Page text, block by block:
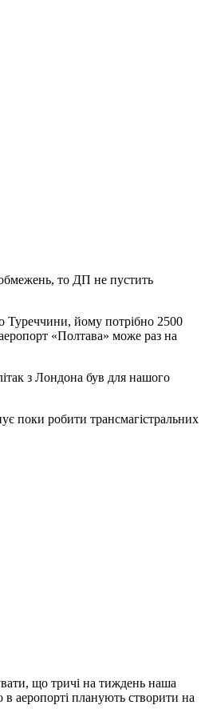
то ДП не пустить
Туреччини, йому потрібно 2500
«Полтава» може раз на
з Лондона був для нашого
поки робити трансмагістральних
що тричі на тиждень наша
аеропорті планують створити на